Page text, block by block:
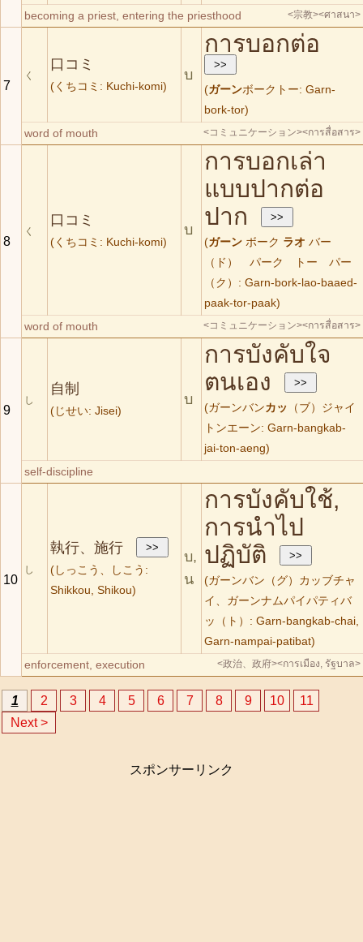
becoming a priest, entering the priesthood <宗教><ศาสนา>
7
く
口コミ
(くちコミ: Kuchi-komi)
บ
การบอกต่อ
(ガーンボークトー: Garn-
bork-tor)
word of mouth <コミュニケーション><การสื่อสาร>
8
く
口コミ
(くちコミ: Kuchi-komi)
บ
การบอกเล่า
แบบปากต่อ
ปาก
(ガーン ボーク ラオ バー
（ド） パーク トー パー
（ク）: Garn-bork-lao-baaed-
paak-tor-paak)
word of mouth <コミュニケーション><การสื่อสาร>
9
し
自制
(じせい: Jisei)
บ
การบังคับใจ
ตนเอง
(ガーンバンカッ （ブ）ジャイ
トンエーン: Garn-bangkab-
jai-ton-aeng)
self-discipline
10
し
執行、施行
(しっこう、しこう:
Shikkou, Shikou)
บ,
น
การบังคับใช้,
การนำไป
ปฏิบัติ
(ガーンバン（グ）カッブチャ
イ、ガーンナムパイパティバ
ッ（ト）: Garn-bangkab-chai,
Garn-nampai-patibat)
enforcement, execution <政治、政府><การเมือง, รัฐบาล>
1 2 3 4 5 6 7 8 9 10
11
Next >
スポンサーリンク